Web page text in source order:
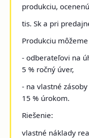
produkciu,
tis. Sk a pri
Produkciu
- odberateľovi na
5 % ročný úver,
- na vlastné
15 % úrokom.
Riešenie:
vlastné náklady